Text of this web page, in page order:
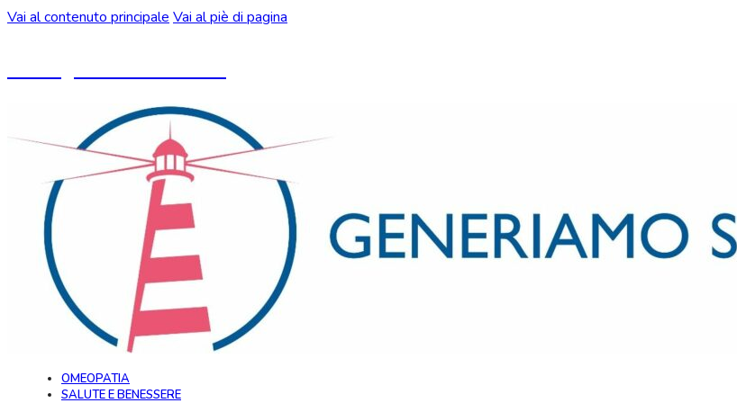
Vai al contenuto principale Vai al piè di pagina
OMEOPATIA
SALUTE E BENESSERE